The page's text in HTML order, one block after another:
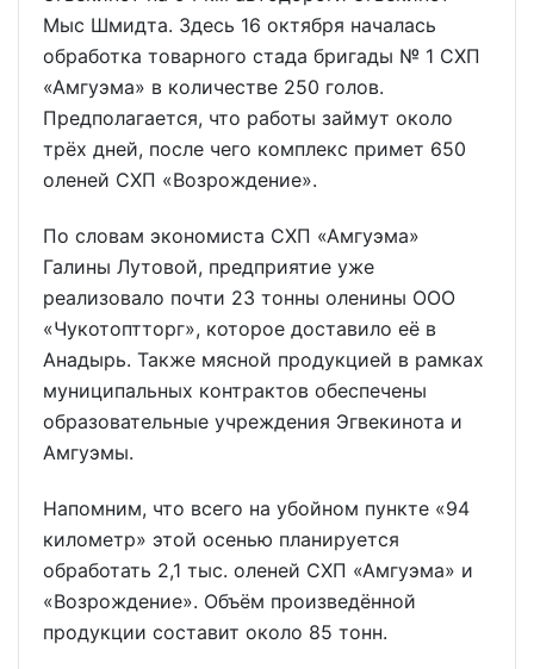
Мыс Шмидта. Здесь 16 октября началась
обработка товарного стада бригады № 1 СХП
«Амгуэма» в количестве 250 голов.
Предполагается, что работы займут около
трёх дней, после чего комплекс примет 650
оленей СХП «Возрождение».
По словам экономиста СХП «Амгуэма»
Галины Лутовой, предприятие уже
реализовало почти 23 тонны оленины ООО
«Чукотоптторг», которое доставило её в
Анадырь. Также мясной продукцией в рамках
муниципальных контрактов обеспечены
образовательные учреждения Эгвекинота и
Амгуэмы.
Напомним, что всего на убойном пункте «94
километр» этой осенью планируется
обработать 2,1 тыс. оленей СХП «Амгуэма» и
«Возрождение». Объём произведённой
продукции составит около 85 тонн.